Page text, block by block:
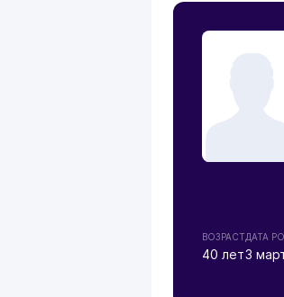
ВОЗРАСТ
40 лет
ДАТА
3